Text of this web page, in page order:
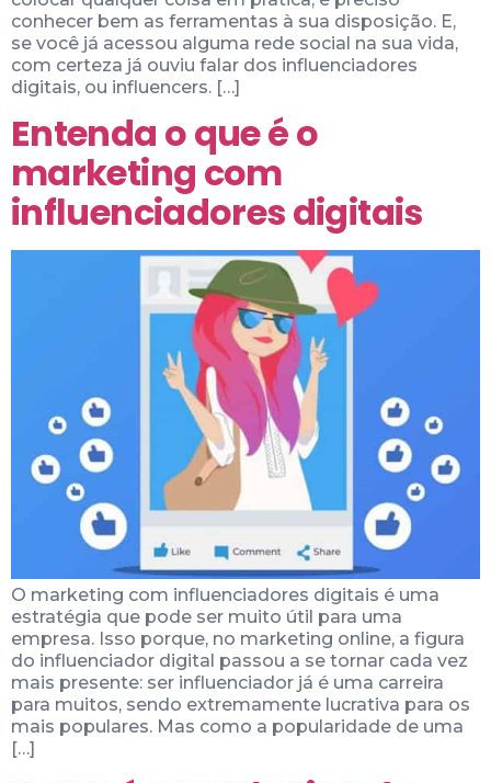
conhecer bem as ferramentas à sua disposição. E,
se você já acessou alguma rede social na sua vida,
com certeza já ouviu falar dos influenciadores
digitais, ou influencers. […]
Entenda o que é o
marketing com
influenciadores digitais
O marketing com influenciadores digitais é uma
estratégia que pode ser muito útil para uma
empresa. Isso porque, no marketing online, a figura
do influenciador digital passou a se tornar cada vez
mais presente: ser influenciador já é uma carreira
para muitos, sendo extremamente lucrativa para os
mais populares. Mas como a popularidade de uma
[…]